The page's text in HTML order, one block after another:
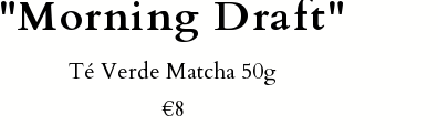
"Morning Draft"
Té Verde Matcha 50g
€8